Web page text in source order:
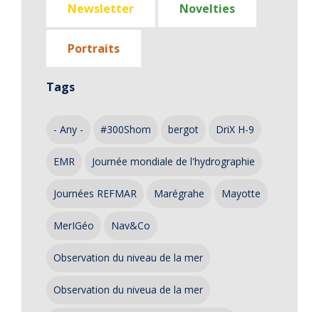
Newsletter Novelties
Portraits
Tags
- Any - #300Shom bergot DriX H-9
EMR Journée mondiale de l'hydrographie
Journées REFMAR Marégrahe Mayotte
MerIGéo Nav&Co
Observation du niveau de la mer
Observation du niveua de la mer